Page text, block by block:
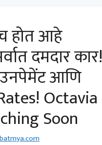
होत आहे
दमदार कार!
आणि
Octavia
Soon